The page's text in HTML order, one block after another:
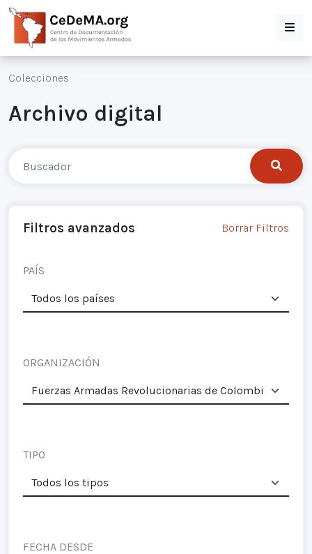
Colecciones
Archivo digital
Filtros avanzados Borrar Filtros
PAÍS
ORGANIZACIÓN
TIPO
FECHA DESDE